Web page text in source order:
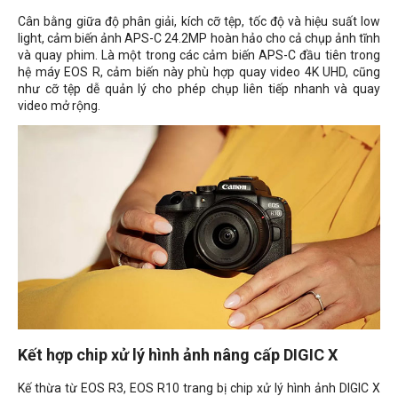
Cân bằng giữa độ phân giải, kích cỡ tệp, tốc độ và hiệu suất low
light, cảm biến ảnh APS-C 24.2MP hoàn hảo cho cả chụp ảnh tĩnh
và quay phim. Là một trong các cảm biến APS-C đầu tiên trong
hệ máy EOS R, cảm biến này phù hợp quay video 4K UHD, cũng
như cỡ tệp dễ quản lý cho phép chụp liên tiếp nhanh và quay
video mở rộng.
Kết hợp chip xử lý hình ảnh nâng cấp DIGIC X
Kế thừa từ EOS R3, EOS R10 trang bị chip xử lý hình ảnh DIGIC X